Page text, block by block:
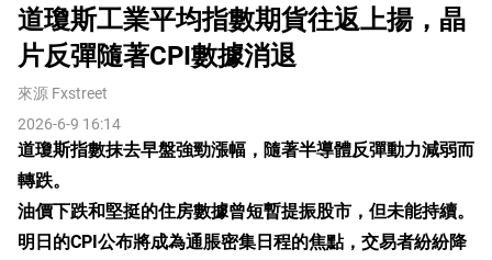
道瓊斯工業平均指數期貨往返上揚，晶
片反彈隨著CPI數據消退
來源 Fxstreet
2026-6-9 16:14
道瓊斯指數抹去早盤強勁漲幅，隨著半導體反彈動力減弱而
轉跌。
油價下跌和堅挺的住房數據曾短暫提振股市，但未能持續。
明日的CPI公布將成為通脹密集日程的焦點，交易者紛紛降